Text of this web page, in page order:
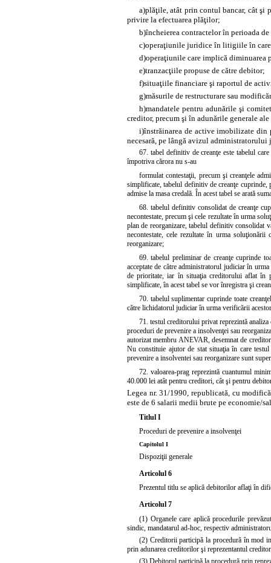
a)plăţile, atât prin contul bancar, cât şi
privire la efectuarea plăţilor;
b)încheierea contractelor în perioada
c)operaţiunile juridice în litigiile în care
d)operaţiunile care implică diminuarea
e)tranzacţiile propuse de către debitor;
f)situaţiile financiare şi raportul de
g)măsurile de restructurare sau
h)mandatele pentru adunările şi
creditor, precum şi în adunările generale
i)înstrăinarea de active imobilizate din
necesară, pe lângă avizul
67. tabel definitiv de creanţe este tabelul
împotriva cărora nu s-au
formulat contestaţii, precum şi creanţele
simplificate, tabelul definitiv de creanţe cuprinde,
admise la masa credală. În acest tabel se arată
68. tabelul definitiv consolidat de creanţe
necontestate, precum şi cele rezultate în urma
plan de reorganizare, tabelul definitiv consolidat
necontestate, cele rezultate în urma
reorganizare;
69. tabelul preliminar de creanţe cuprinde
acceptate de către administratorul judiciar în
de prioritate, iar în situaţia creditorului aflat în
simplificate, în acest tabel se vor înregistra şi
70. tabelul suplimentar cuprinde toate
către lichidatorul judiciar în urma verificării
71. testul creditorului privat reprezintă
proceduri de prevenire a insolvenţei sau
autorizat membru ANEVAR, desemnat de
Nu constituie ajutor de stat situaţia în care
prevenire a insolventei sau reorganizare sunt
72. valoarea-prag reprezintă cuantumul
40.000 lei atât pentru creditori, cât şi pentru
Legea nr. 31/1990, republicată, cu
este de 6 salarii medii brute pe economie/
Titlul I
Proceduri de prevenire a insolvenţei
Capitolul I
Dispoziţii generale
Articolul 6
Prezentul titlu se aplică debitorilor aflaţi în
Articolul 7
(1) Organele care aplică procedurile
sindic, mandatarul ad-hoc, respectiv
(2) Creditorii participă la procedură în mod
prin adunarea creditorilor şi reprezentantul
(3) Debitorul participă la procedură prin